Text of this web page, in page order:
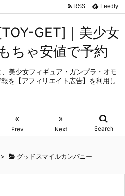
GET]｜美少女
ちゃ安値で予約
美少女フィギュア・ガンプラ・オモ
を【アフィリエイト広告】を利用し
«
Prev
»
Next Search
RSS Feedly
> グッドスマイルカンパニー